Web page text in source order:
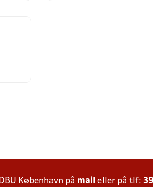
København på mail eller på tlf: